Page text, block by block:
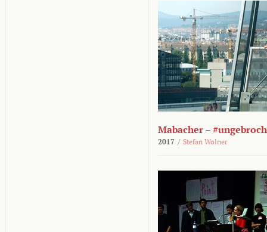
Mabacher –
2017 / Stefan Wolner